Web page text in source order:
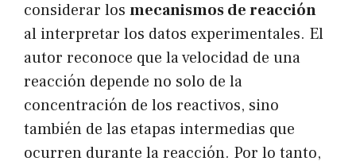
considerar los mecanismos de reacción
al interpretar los datos experimentales. El
autor reconoce que la velocidad de una
reacción depende no solo de la
concentración de los reactivos, sino
también de las etapas intermedias que
ocurren durante la reacción. Por lo tanto,